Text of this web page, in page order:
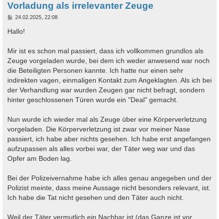
Vorladung als irrelevanter Zeuge
B
i
t
a
g
24.02.2025, 22:08
Hallo!
Mir ist es schon mal passiert, dass ich vollkommen grundlos als
Zeuge vorgeladen wurde, bei dem ich weder anwesend war noch
die Beteiligten Personen kannte. Ich hatte nur einen sehr
indirekten vagen, einmaligen Kontakt zum Angeklagten. Als ich bei
der Verhandlung war wurden Zeugen gar nicht befragt, sondern
hinter geschlossenen Türen wurde ein "Deal" gemacht.
Nun wurde ich wieder mal als Zeuge über eine Körperverletzung
vorgeladen. Die Körperverletzung ist zwar vor meiner Nase
passiert, ich habe aber nichts gesehen. Ich habe erst angefangen
aufzupassen als alles vorbei war, der Täter weg war und das
Opfer am Boden lag.
Bei der Polizeivernahme habe ich alles genau angegeben und der
Polizist meinte, dass meine Aussage nicht besonders relevant, ist.
Ich habe die Tat nicht gesehen und den Täter auch nicht.
Weil der Täter vermutlich ein Nachbar ist (das Ganze ist vor